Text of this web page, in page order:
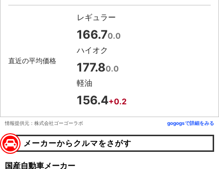
直近の平均価格
レギュラー
166.70.0
ハイオク
177.80.0
軽油
156.4+0.2
情報提供元：株式会社ゴーゴーラボ gogogsで詳細をみる
メーカーからクルマをさがす
国産自動車メーカー